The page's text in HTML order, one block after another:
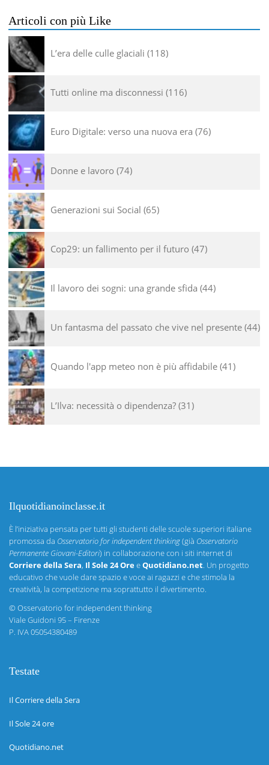
Articoli con più Like
L’era delle culle glaciali 118
Tutti online ma disconnessi 116
Euro Digitale: verso una nuova era 76
Donne e lavoro 74
Generazioni sui Social 65
Cop29: un fallimento per il futuro 47
Il lavoro dei sogni: una grande sfida 44
Un fantasma del passato che vive nel presente 44
Quando l'app meteo non è più affidabile 41
L’Ilva: necessità o dipendenza? 31
Ilquotidianoinclasse.it
È l’iniziativa pensata per tutti gli studenti delle scuole superiori italiane
promossa da Osservatorio for independent thinking(già Osservatorio
Permanente Giovani-Editori) in collaborazione con i siti internet di
Corriere della Sera, Il Sole 24 OreeQuotidiano.net. Un progetto
educativo che vuole dare spazio e voce ai ragazzi e che stimola la
creatività, la competizione ma soprattutto il divertimento.
©Osservatorio for independent thinking
Viale Guidoni 95 – Firenze
P. IVA 05054380489
Testate
Il Corriere della Sera
Il Sole 24 ore
Quotidiano.net